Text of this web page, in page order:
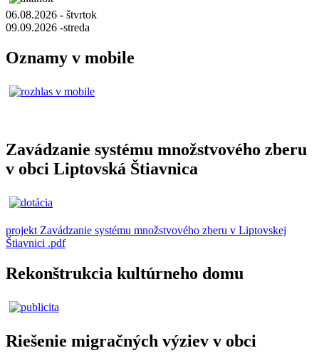
06.08.2026 - štvrtok
09.09.2026 -streda
Oznamy v mobile
Zavádzanie systému množstvového zberu
v obci Liptovská Štiavnica
projekt Zavádzanie systému množstvového zberu v Liptovskej
Štiavnici .pdf
Rekonštrukcia kultúrneho domu
Riešenie migračných výziev v obci